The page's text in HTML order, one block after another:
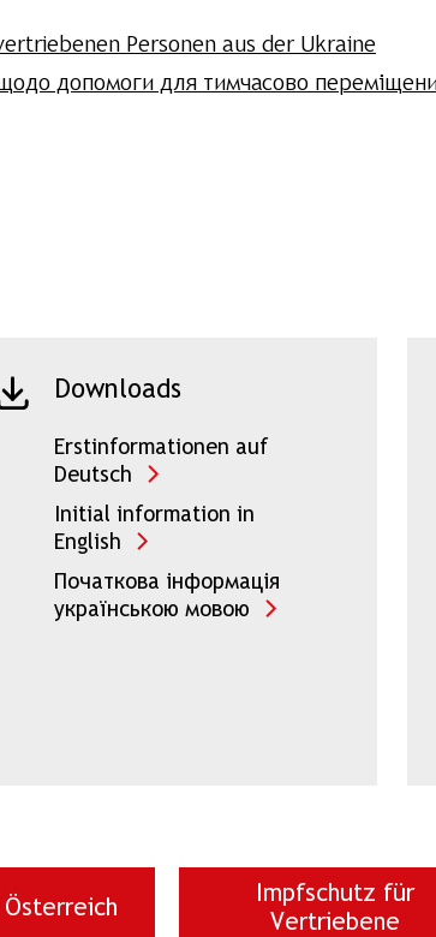
Personen aus der Ukraine
допомоги для тимчасово
Downloads
Erstinformationen auf
Deutsch
Initial information in
English
Початкова інформація
українською мовою
Impfschutz für
Vertriebene